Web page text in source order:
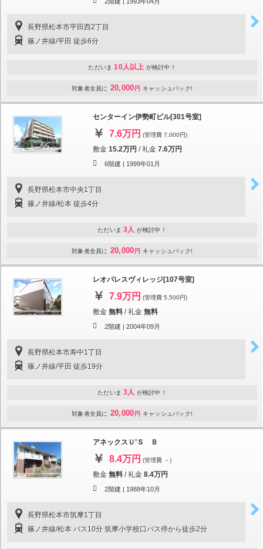
長野県松本市平田西2丁目
篠ノ井線/平田 徒歩6分
ただいま 10人以上 が検討中！
対象者全員に 20,000 円 キャッシュバック!
センターイン伊勢町ビル[301号室]
7.6万円 (管理費 7,000円)
敷金 15.2万円 /礼金 7.6万円
6階建 | 1999年01月
長野県松本市中央1丁目
篠ノ井線/松本 徒歩4分
ただいま 3人 が検討中！
対象者全員に 20,000 円 キャッシュバック!
レオパレスヴィレッジ[107号室]
7.9万円 (管理費 5,500円)
敷金 無料 /礼金 無料
2階建 | 2004年09月
長野県松本市寿中1丁目
篠ノ井線/平田 徒歩19分
ただいま 3人 が検討中！
対象者全員に 20,000 円 キャッシュバック!
アネックスＵ’Ｓ Ｂ
8.4万円 (管理費 －)
敷金 無料 /礼金 8.4万円
2階建 | 1988年10月
長野県松本市筑摩1丁目
篠ノ井線/松本 バス10分 筑摩小学校口バス停から徒歩2分